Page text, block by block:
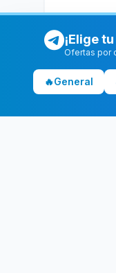
¡Elige
Ofertas por
🔥General